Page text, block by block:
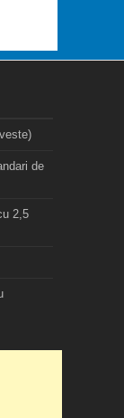
de
2,5